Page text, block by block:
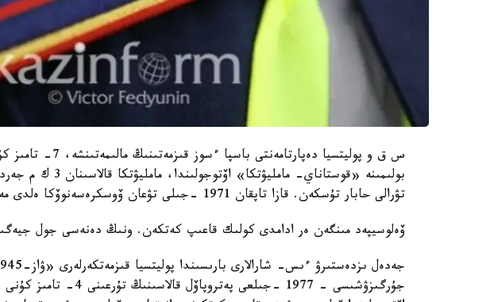
س ق و پوليتسيا
بولىمىنە «قوستاناي-
تۋرالى حابار تۇسكەن. قازا تاپقان 1971 -جىلى تۋعان ۆوسكرەسەنوۆكا ەلدى مەكەنىنىڭ تۇرعىنى بولىپ شىقتى.
ۆەلوسيپەد مىنگەن ەر ادامدى كولىك قاعىپ كەتكەن. ونىڭ دەنەسى جول
جۇرگىزۋشىسى - 1977 -جىلعى